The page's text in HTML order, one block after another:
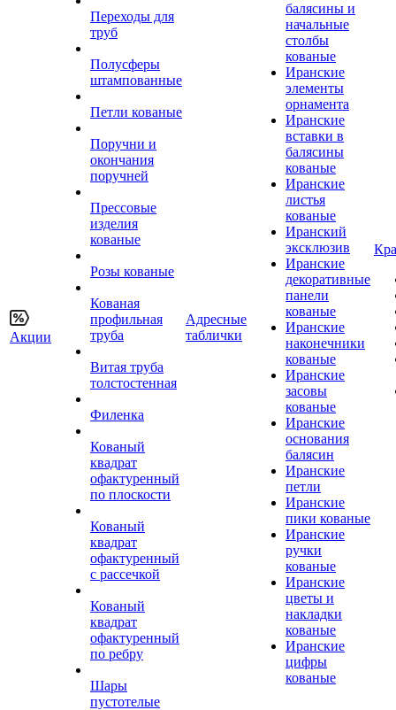
Акции
Переходы для
труб
Полусферы
штампованные
Петли кованые
Поручни и
окончания
поручней
Прессовые
изделия
кованые
Розы кованые
Кованая
профильная
труба
Витая труба
толстостенная
Филенка
Кованый
квадрат
офактуренный
по плоскости
Кованый
квадрат
офактуренный
с рассечкой
Кованый
квадрат
офактуренный
по ребру
Шары
пустотелые
Адресные
таблички
балясины и
начальные
столбы
кованые
Иранские
элементы
орнамента
Иранские
вставки в
балясины
кованые
Иранские
листья
кованые
Иранский
эксклюзив
Иранские
декоративные
панели
кованые
Иранские
наконечники
кованые
Иранские
засовы
кованые
Иранские
основания
балясин
Иранские
петли
Иранские
пики кованые
Иранские
ручки
кованые
Иранские
цветы и
накладки
кованые
Иранские
цифры
кованые